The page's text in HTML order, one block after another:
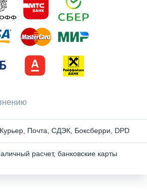
Почта, СДЭК, Боксберри, DPD
расчет, банковские карты